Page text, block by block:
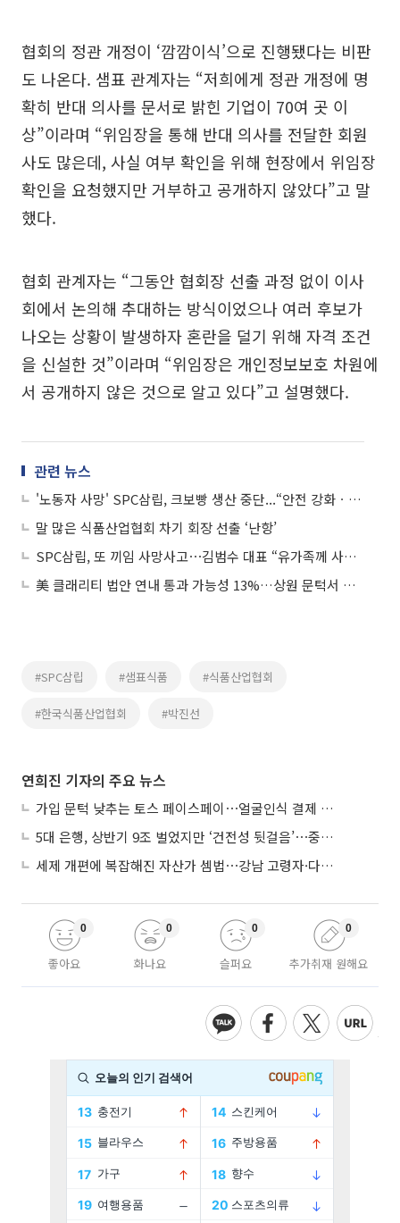
협회의 정관 개정이 ‘깜깜이식’으로 진행됐다는 비판
도 나온다. 샘표 관계자는 “저희에게 정관 개정에 명
확히 반대 의사를 문서로 밝힌 기업이 70여 곳 이
상”이라며 “위임장을 통해 반대 의사를 전달한 회원
사도 많은데, 사실 여부 확인을 위해 현장에서 위임장
확인을 요청했지만 거부하고 공개하지 않았다”고 말
했다.
협회 관계자는 “그동안 협회장 선출 과정 없이 이사
회에서 논의해 추대하는 방식이었으나 여러 후보가
나오는 상황이 발생하자 혼란을 덜기 위해 자격 조건
을 신설한 것”이라며 “위임장은 개인정보보호 차원에
서 공개하지 않은 것으로 알고 있다”고 설명했다.
관련 뉴스
'노동자 사망' SPC삼립, 크보빵 생산 중단...“안전 강화ㆍ신뢰 회복에 주력”
말 많은 식품산업협회 차기 회장 선출 ‘난항’
SPC삼립, 또 끼임 사망사고⋯김범수 대표 “유가족께 사죄·후속 조치에 최선”
美 클래리티 법안 연내 통과 가능성 13%…상원 문턱서 제동
#SPC삼립 #샘표식품 #식품산업협회
#한국식품산업협회 #박진선
연희진 기자의 주요 뉴스
가입 문턱 낮추는 토스 페이스페이⋯얼굴인식 결제 확산 속도낸다
5대 은행, 상반기 9조 벌었지만 ‘건전성 뒷걸음’⋯중기대출 문턱 높아지나
세제 개편에 복잡해진 자산가 셈법⋯강남 고령자·다주택자 ‘자산재편 고심’
좋아요
0
화나요
0
슬퍼요
0
추가취재 원해요
0